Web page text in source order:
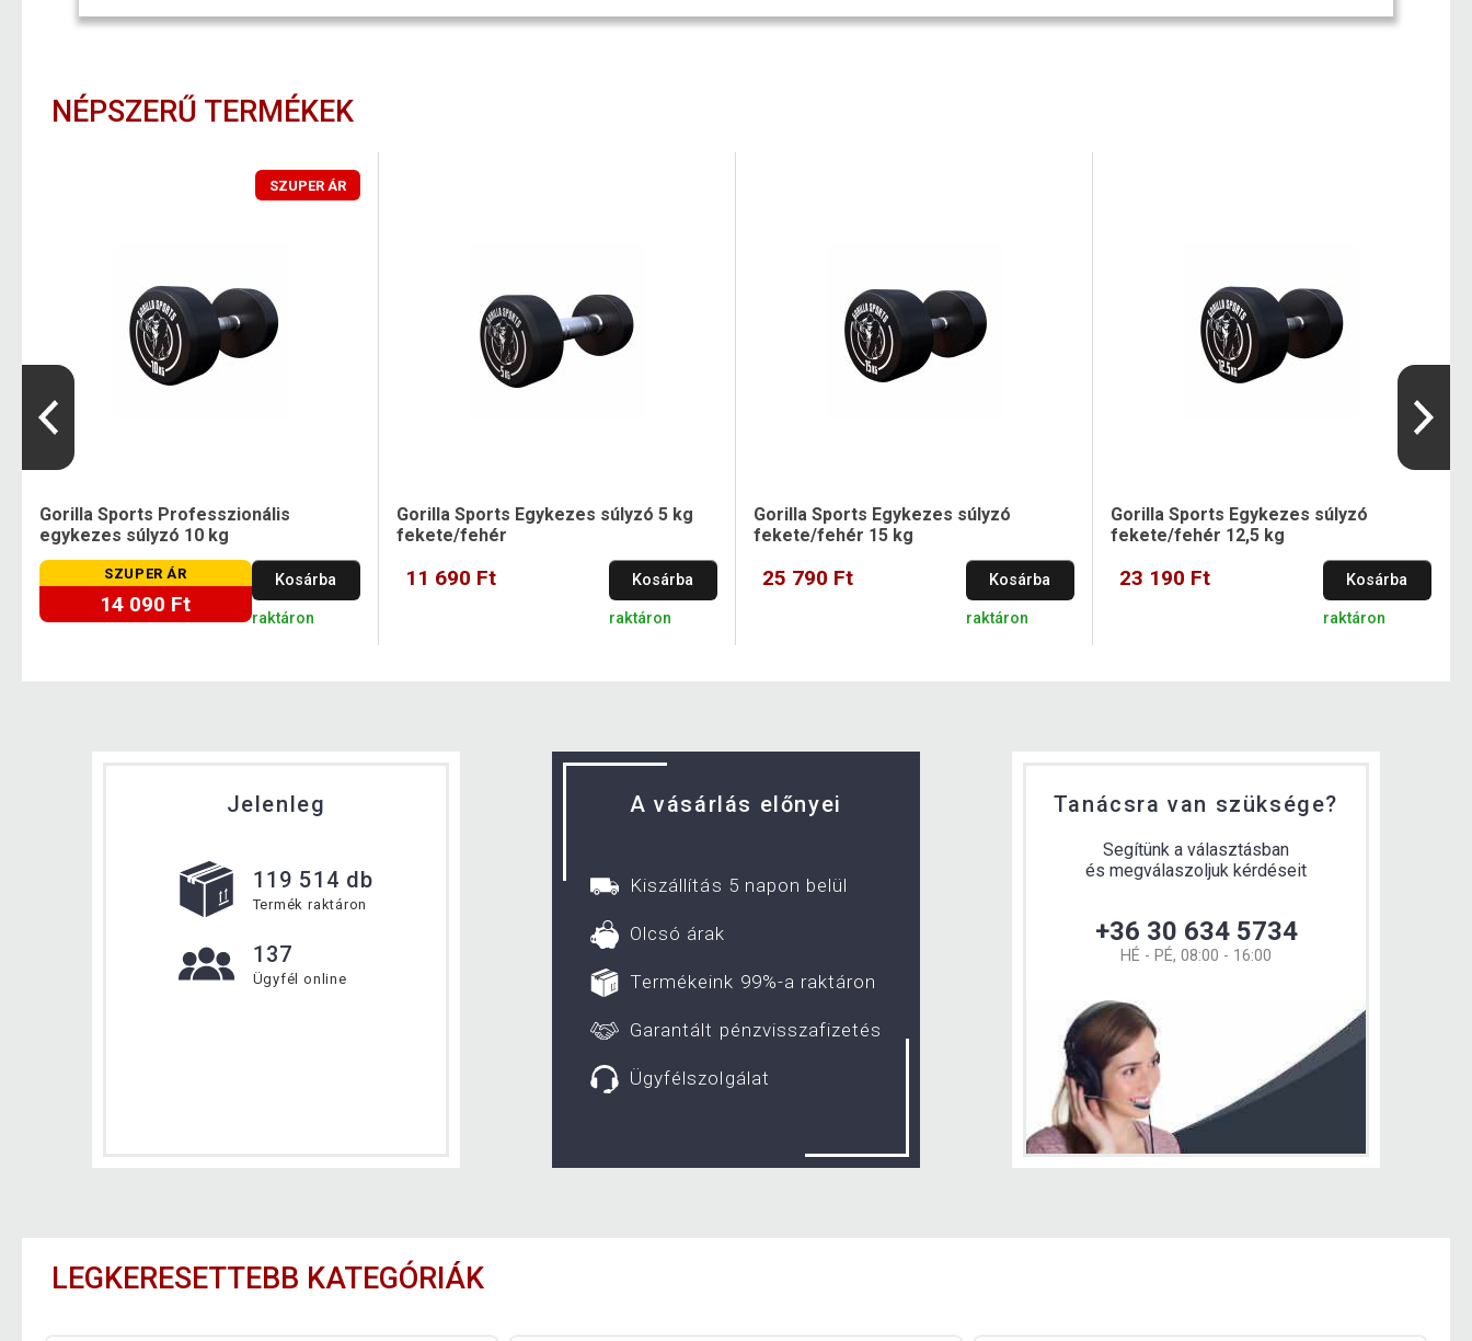
NÉPSZERŰ TERMÉKEK
SZUPER ÁR
Gorilla Sports Professzionális
egykezes súlyzó 10 kg
SZUPER ÁR
14 090 Ft
Kosárba
raktáron
Gorilla Sports Egykezes súlyzó 5 kg
fekete/fehér
11 690 Ft Kosárba
raktáron
Gorilla Sports Egykezes súlyzó
fekete/fehér 15 kg
25 790 Ft Kosárba
raktáron
Gorilla Sports Egykezes súlyzó
fekete/fehér 12,5 kg
23 190 Ft Kosárba
raktáron
Jelenleg
119 514 db
Termék raktáron
137
Ügyfél online
A vásárlás előnyei
Kiszállítás 5 napon belül
Olcsó árak
Termékeink 99%-a raktáron
Garantált pénzvisszafizetés
Ügyfélszolgálat
Tanácsra van szüksége?
Segítünk a választásban
és megválaszoljuk kérdéseit
+36 30 634 5734
HÉ - PÉ, 08:00 - 16:00
LEGKERESETTEBB KATEGÓRIÁK